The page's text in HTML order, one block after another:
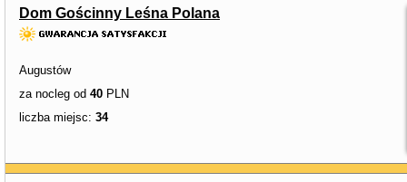
Dom Gościnny Leśna Polana
Augustów
za nocleg od 40 PLN
liczba miejsc: 34